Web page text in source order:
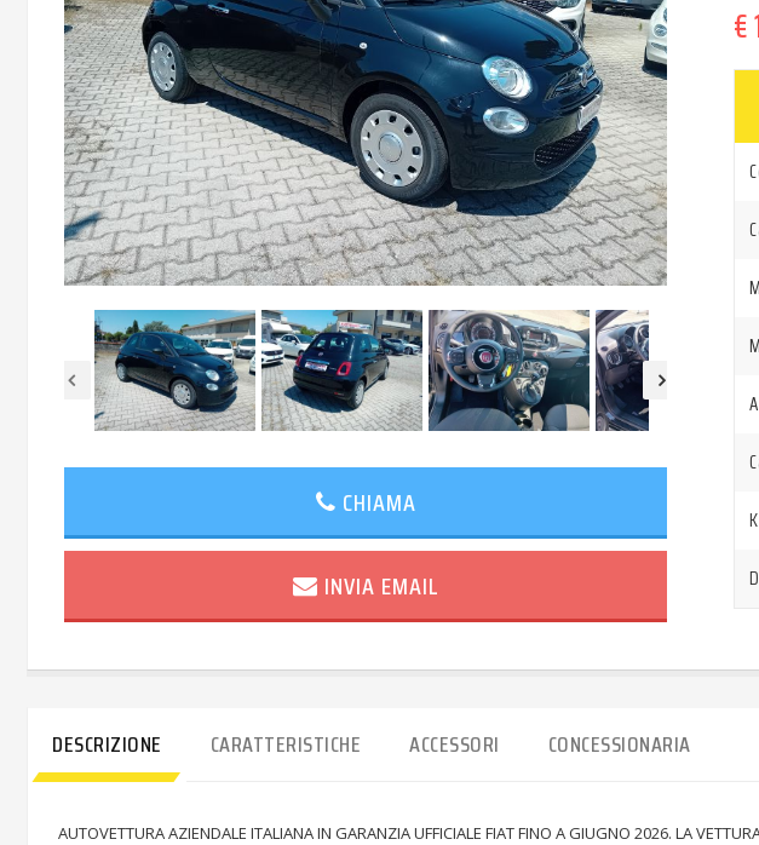
CHIAMA
INVIA EMAIL
€
DESCRIZIONE CARATTERISTICHE ACCESSORI CONCESSIONARIA
AUTOVETTURA AZIENDALE ITALIANA IN GARANZIA UFFICIALE FIAT FINO A GIUGNO 2026. LA